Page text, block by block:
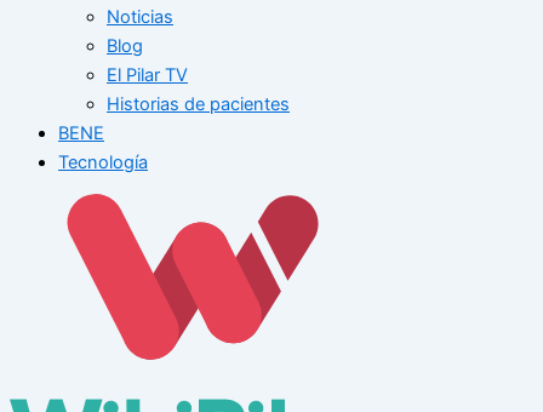
Noticias
Blog
El Pilar TV
Historias de pacientes
BENE
Tecnología